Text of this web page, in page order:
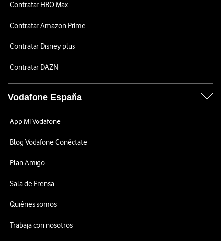
Contratar HBO Max
Contratar Amazon Prime
Contratar Disney plus
Contratar DAZN
Vodafone España
App Mi Vodafone
Blog Vodafone Conéctate
Plan Amigo
Sala de Prensa
Quiénes somos
Trabaja con nosotros